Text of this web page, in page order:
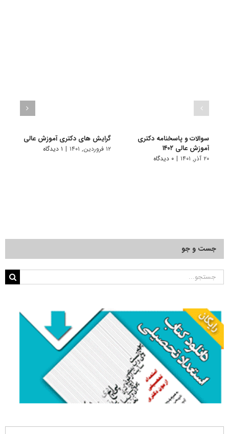
سوالات و پاسخنامه دکتری
آموزش عالی ۱۴۰۲
۲۰ آذر, ۱۴۰۱ | ۰ دیدگاه
گرایش های دکتری آموزش عالی
۱۲ فروردین, ۱۴۰۱ | ۱ دیدگاه
جست و جو
جستجو